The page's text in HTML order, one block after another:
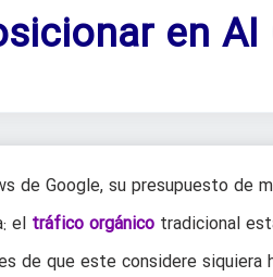
en AI
de Google, su presupuesto de
el tráfico orgánicotradicional
de que este considere siquiera